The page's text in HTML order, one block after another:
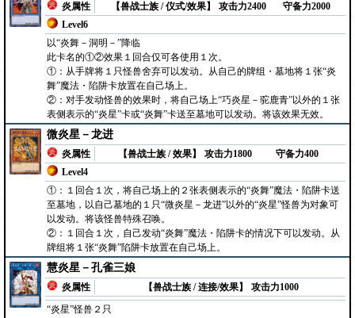
炎属性
【兽战士族 / 仪式/效果】
Level6
攻击力2400 守备力2000
以“炎舞－洞明－”降临
此卡名的①②效果１回合仅可各使用１次。
①：从手牌将１只怪兽舍弃可以发动。从自己的牌组・墓地将１张“炎
舞”魔法・陷阱卡放置在自己场上。
②：对手发动怪兽的效果时，将自己场上“巧炎星－驼鹿青”以外的１张
表侧表示的“炎星”卡或“炎舞”卡送至墓地可以发动。将该效果无效。
微炎星－龙进
炎属性
【兽战士族 / 效果】
Level4
攻击力1800 守备力400
①：１回合１次，将自己场上的２张表侧表示的“炎舞”魔法・陷阱卡送
至墓地，以自己墓地的１只“微炎星－龙进”以外的“炎星”怪兽为对象可
以发动。将该怪兽特殊召唤。
②：１回合１次，自己发动“炎舞”魔法・陷阱卡的情况下可以发动。从
牌组将１张“炎舞”陷阱卡放置在自己场上。
慧炎星－孔雀三娘
炎属性 【兽战士族 / 连接/效果】
攻击力1000
“炎星”怪兽２只